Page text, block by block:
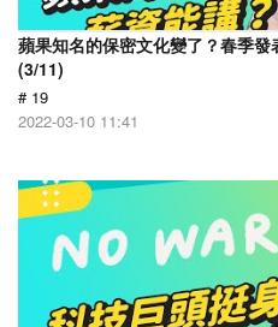
蘋果知名的保密文化變了？春季
(3/11)
# 19
2022-03-10 11:41